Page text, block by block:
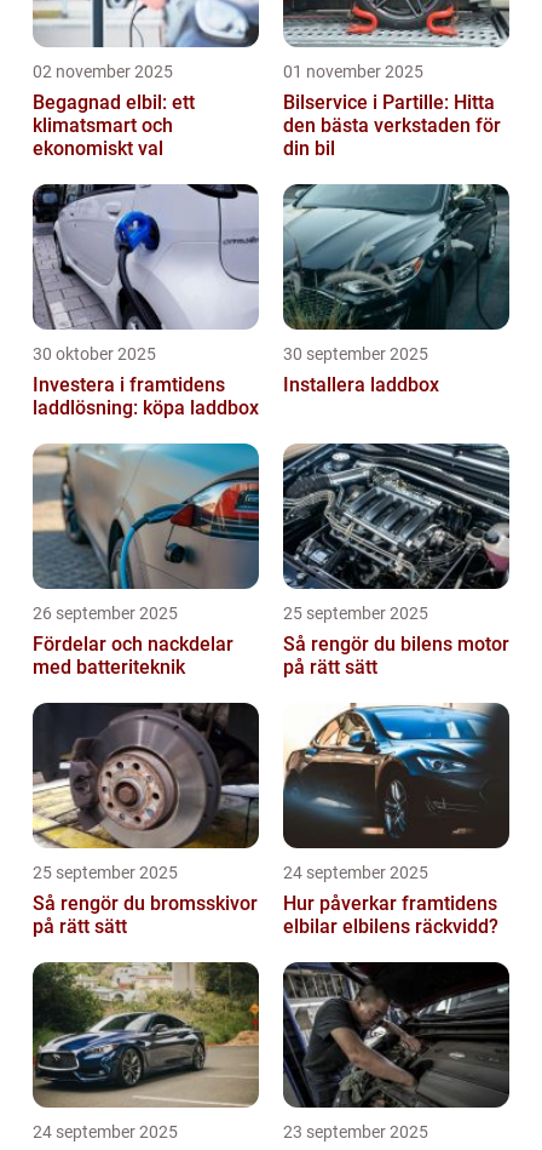
02 november 2025
Begagnad elbil: ett
klimatsmart och
ekonomiskt val
01 november 2025
Bilservice i Partille: Hitta
den bästa verkstaden för
din bil
30 oktober 2025
Investera i framtidens
laddlösning: köpa laddbox
30 september 2025
Installera laddbox
26 september 2025
Fördelar och nackdelar
med batteriteknik
25 september 2025
Så rengör du bilens motor
på rätt sätt
25 september 2025
Så rengör du bromsskivor
på rätt sätt
24 september 2025
Hur påverkar framtidens
elbilar elbilens räckvidd?
24 september 2025 23 september 2025